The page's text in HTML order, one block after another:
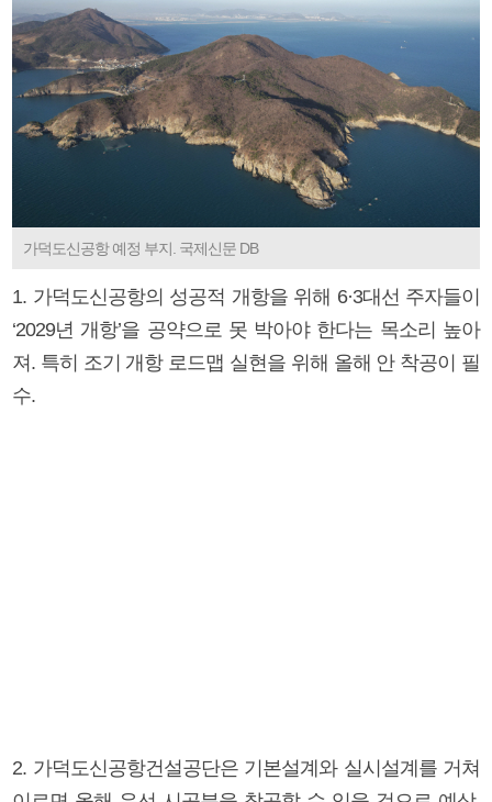
가덕도신공항 예정 부지. 국제신문 DB
1. 가덕도신공항의 성공적 개항을 위해 6·3대선 주자들이
‘2029년 개항’을 공약으로 못 박아야 한다는 목소리 높아
져. 특히 조기 개항 로드맵 실현을 위해 올해 안 착공이 필
수.
2. 가덕도신공항건설공단은 기본설계와 실시설계를 거쳐